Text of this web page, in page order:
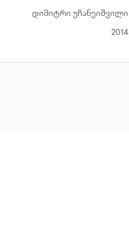
დიმიტრი უჩანეიშვილი
2014